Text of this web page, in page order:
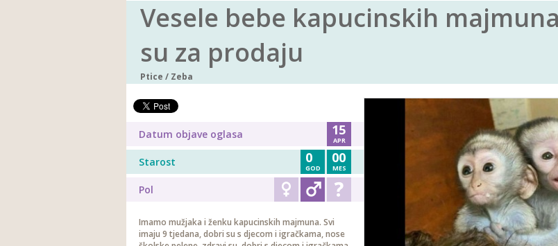
Vesele bebe kapucinskih
su za prodaju
Ptice / Zeba
Datum objave oglasa 15
APR
Starost 00
MES
0
GOD
Pol
Imamo mužjaka i ženku kapucinskih majmuna. Svi
imaju 9 tjedana, dobri su s djecom i igračkama, nose